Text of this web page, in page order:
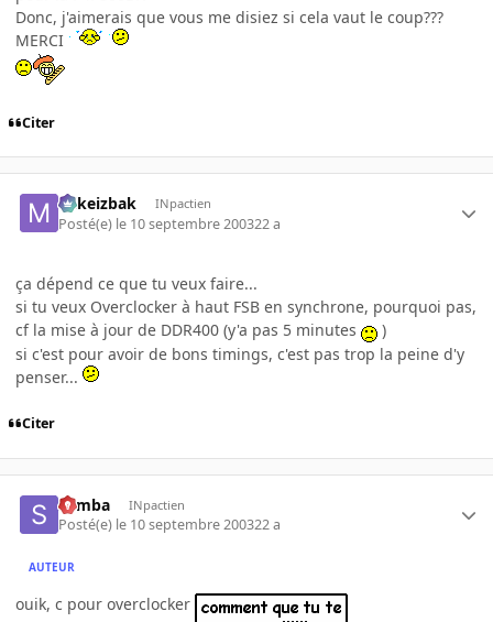
Donc, j'aimerais que vous me disiez si cela vaut le coup???
MERCI
Citer
Mikeizbak INpactien
Posté(e) le 10 septembre 200322 a
ça dépend ce que tu veux faire...
si tu veux Overclocker à haut FSB en synchrone, pourquoi pas,
cf la mise à jour de DDR400 (y'a pas 5 minutes
)
si c'est pour avoir de bons timings, c'est pas trop la peine d'y
penser...
Citer
Semba INpactien
Posté(e) le 10 septembre 200322 a
AUTEUR
ouik, c pour overclocker